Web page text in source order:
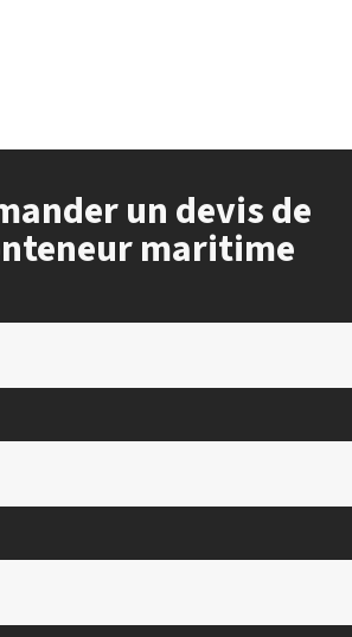
un devis de
maritime